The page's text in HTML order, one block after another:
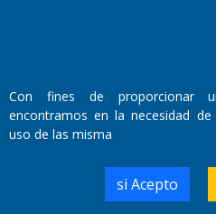
Santa Rosa, La Pampa.
Número de Registro DNDA:
RL-2019-55551274-APN-DNDA#MJ
Con fines de proporcionar
encontramos en la necesidad
uso de las misma
si Acepto